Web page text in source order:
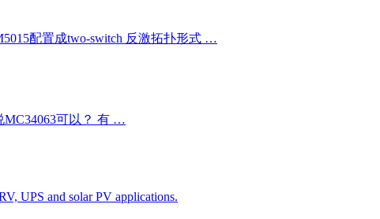
配置成two-switch 反激拓扑形式 …
MC34063可以？ 有 …
UPS and solar PV applications.